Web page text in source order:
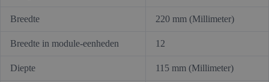
Breedte 220 mm (Millimeter)
Breedte in module-eenheden 12
Diepte 115 mm (Millimeter)